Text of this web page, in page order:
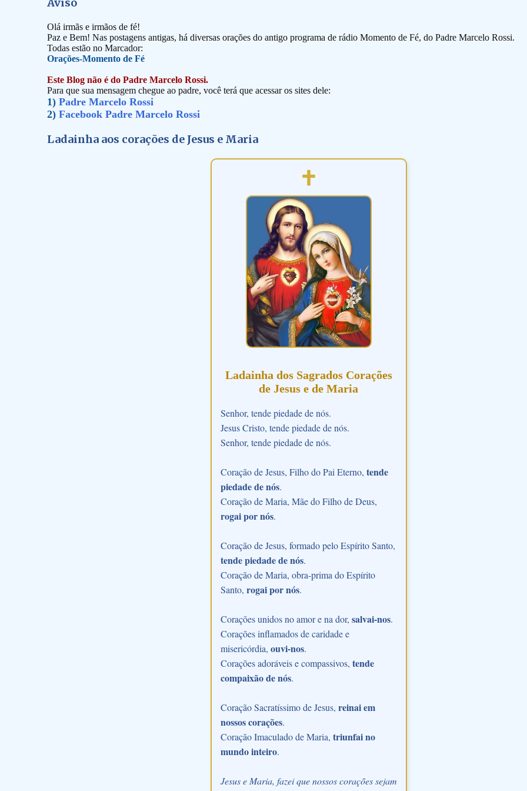
Olá irmãs e irmãos de fé!
Paz e Bem! Nas postagens antigas, há diversas orações do antigo programa de rádio Momento de Fé, do Padre Marcelo Rossi.
Todas estão no Marcador:
Orações-Momento de Fé
Este Blog não é do Padre Marcelo Rossi.
Para que sua mensagem chegue ao padre, você terá que acessar os sites dele:
1) Padre Marcelo Rossi
2) Facebook Padre Marcelo Rossi
Ladainha aos corações de Jesus e Maria
Ladainha dos Sagrados Corações
de Jesus e de Maria
Senhor, tende piedade de nós.
Jesus Cristo, tende piedade de nós.
Senhor, tende piedade de nós.
Coração de Jesus, Filho do Pai Eterno, tende
piedade de nós.
Coração de Maria, Mãe do Filho de Deus,
rogai por nós.
Coração de Jesus, formado pelo Espírito Santo,
tende piedade de nós.
Coração de Maria, obra-prima do Espírito
Santo, rogai por nós.
Corações unidos no amor e na dor, salvai-nos.
Corações inflamados de caridade e
misericórdia, ouvi-nos.
Corações adoráveis e compassivos, tende
compaixão de nós.
Coração Sacratíssimo de Jesus, reinai em
nossos corações.
Coração Imaculado de Maria, triunfai no
mundo inteiro.
Jesus e Maria, fazei que nossos corações sejam